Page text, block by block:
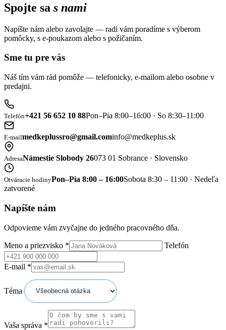
Spojte sa s nami
Napíšte nám alebo zavolajte — radi vám poradíme s výberom
pomôcky, s e-poukazom alebo s požičaním.
Sme tu pre vás
Náš tím vám rád pomôže — telefonicky, e-mailom alebo osobne v
predajni.
Telefón+421 56 652 10 88Pon–Pia 8:00–16:00 · So 8:30–11:00
E-mailmedkeplussro@gmail.cominfo@medkeplus.sk
AdresaNámestie Slobody 26073 01 Sobrance · Slovensko
Otváracie hodinyPon–Pia 8:00 – 16:00Sobota 8:30 – 11:00 · Nedeľa
zatvorené
Napíšte nám
Odpovieme vám zvyčajne do jedného pracovného dňa.
Meno a priezvisko * Telefón
E-mail *
Téma
Vaša správa *